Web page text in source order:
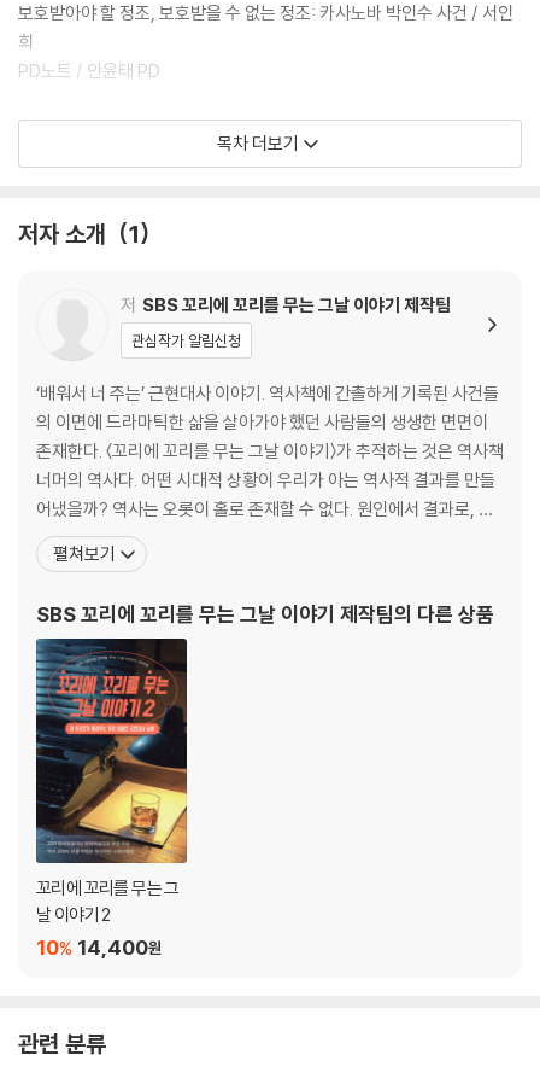
보호받아야 할 정조, 보호받을 수 없는 정조: 카사노바 박인수 사건 / 서인
희
PD노트 / 안윤태 PD
두 번째 이야기
미궁 속에 남은 정치 테러: 공작명 KT 납치 사건 / 장윤정
세 번째 이야기
PD노트 / 안윤태 PD
네 번째 이야기
미워할 수밖에 없는 죄, 미워할 수 없는 사람: 서진룸살롱 살인 사건 / 임동
PD노트 / 유혜승 PD
다섯 번째 이야기
유전유죄 무전유죄!: 탈옥수 지강헌 인질극 사건 / 이해연
PD노트 / 유혜승 PD
여섯 번째 이야기
사람이 증발한다, 지구 최후의 날!: 1992 휴거 소동 / 이해연
PD노트 / 박상구 PD
일곱 번째 이야기
꽃분홍 아지트의 괴물들: 지존파 납치 살인 사건 / 손하늘
PD노트 / 이대성 PD
목차 더보기
저자 소개 1
저 SBS 꼬리에 꼬리를 무는 그날 이야기 제작팀
관심작가 알림신청
‘배워서 너 주는’ 근현대사 이야기. 역사책에 간촐하게 기록된 사건들
의 이면에 드라마틱한 삶을 살아가야 했던 사람들의 생생한 면면이
존재한다. 〈꼬리에 꼬리를 무는 그날 이야기〉가 추적하는 것은 역사책
너머의 역사다. 어떤 시대적 상황이 우리가 아는 역사적 결과를 만들
어냈을까? 역사는 오롯이 홀로 존재할 수 없다. 원인에서 결과로, 이
야기꾼에게서 이야기 친구에게로, 제작진에게서 시청자에게로 ‘꼬리
에 꼬리를 물고’ 이어지는 이야기는, 역사를 단순한 기록이 아닌 앞 세
획 최태환CP 연출 최삼호, 안윤태, 박상
펼쳐보기
SBS 꼬리에 꼬리를 무는 그날 이야기 제작팀의 다른 상품
꼬리에 꼬리를 무는 그
날 이야기 2
14,400원
10%
관련 분류